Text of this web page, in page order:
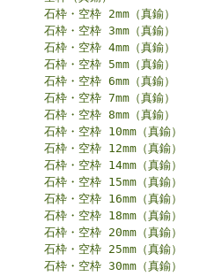
石枠・空枠 2mm（真鍮）
石枠・空枠 3mm（真鍮）
石枠・空枠 4mm（真鍮）
石枠・空枠 5mm（真鍮）
石枠・空枠 6mm（真鍮）
石枠・空枠 7mm（真鍮）
石枠・空枠 8mm（真鍮）
石枠・空枠 10mm（真鍮）
石枠・空枠 12mm（真鍮）
石枠・空枠 14mm（真鍮）
石枠・空枠 15mm（真鍮）
石枠・空枠 16mm（真鍮）
石枠・空枠 18mm（真鍮）
石枠・空枠 20mm（真鍮）
石枠・空枠 25mm（真鍮）
石枠・空枠 30mm（真鍮）